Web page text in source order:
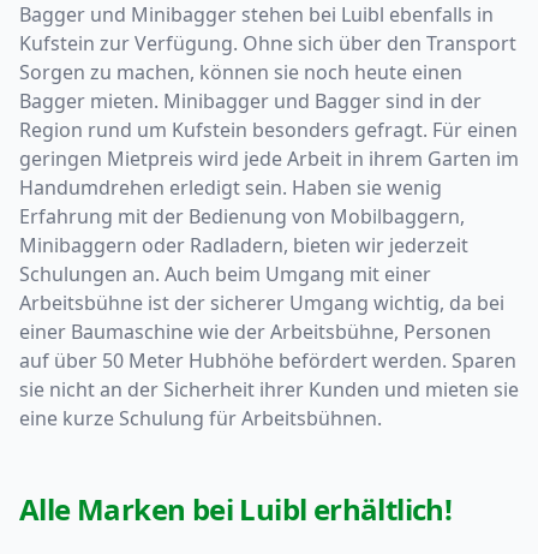
Bagger und Minibagger stehen bei Luibl ebenfalls in
Kufstein zur Verfügung. Ohne sich über den Transport
Sorgen zu machen, können sie noch heute einen
Bagger mieten. Minibagger und Bagger sind in der
Region rund um Kufstein besonders gefragt. Für einen
geringen Mietpreis wird jede Arbeit in ihrem Garten im
Handumdrehen erledigt sein. Haben sie wenig
Erfahrung mit der Bedienung von Mobilbaggern,
Minibaggern oder Radladern, bieten wir jederzeit
Schulungen an. Auch beim Umgang mit einer
Arbeitsbühne ist der sicherer Umgang wichtig, da bei
einer Baumaschine wie der Arbeitsbühne, Personen
auf über 50 Meter Hubhöhe befördert werden. Sparen
sie nicht an der Sicherheit ihrer Kunden und mieten sie
eine kurze Schulung für Arbeitsbühnen.
Alle Marken bei Luibl erhältlich!